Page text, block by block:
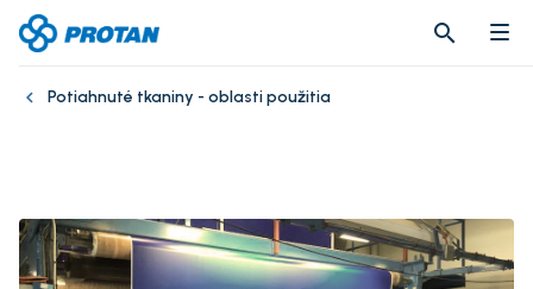
search
search
Potiahnuté tkaniny - oblasti použitia